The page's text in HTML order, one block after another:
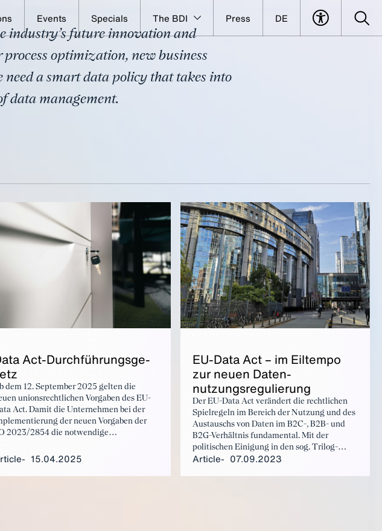
Events Specials The BDI Press DE
industry’s future innovation and
optimization, new business
a smart data policy that takes into
data management.
Act-Durch­führungs­ge­
dem 12. September 2025 gelten die
unionsrechtlichen Vorgaben des EU-
Act. Damit die Unternehmen bei der
der neuen Vorgaben der
2023/2854 die notwendige
muss das nationale
werden.
15.04.2025
EU-Da­ta Act – im Eil­tem­po
zur neuen Daten­
nutzungsreg­ulierung
Der EU-Data Act verändert die rechtlichen
Spielregeln im Bereich der Nutzung und des
Austauschs von Daten im B2C-, B2B- und
B2G-Verhältnis fundamental. Mit der
politischen Einigung in den sog. Trilog-
Verhandlungen Ende Juni wurden zwar
Article 07.09.2023